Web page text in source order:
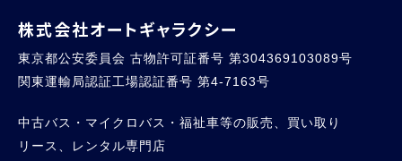
株式会社オートギャラクシー
東京都公安委員会 古物許可証番号 第304369103089号
関東運輸局認証工場認証番号 第4-7163号
中古バス・マイクロバス・福祉車等の販売、買い取り
リース、レンタル専門店